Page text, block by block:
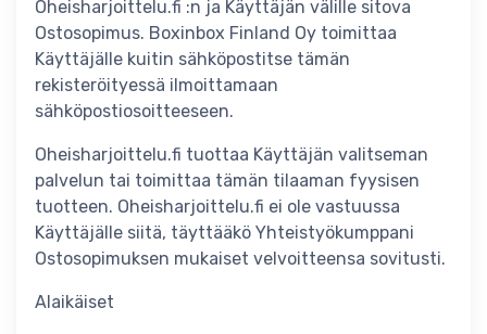
Oheisharjoittelu.fi :n ja Käyttäjän välille sitova
Ostosopimus. Boxinbox Finland Oy toimittaa
Käyttäjälle kuitin sähköpostitse tämän
rekisteröityessä ilmoittamaan
sähköpostiosoitteeseen.
Oheisharjoittelu.fi tuottaa Käyttäjän valitseman
palvelun tai toimittaa tämän tilaaman fyysisen
tuotteen. Oheisharjoittelu.fi ei ole vastuussa
Käyttäjälle siitä, täyttääkö Yhteistyökumppani
Ostosopimuksen mukaiset velvoitteensa sovitusti.
Alaikäiset